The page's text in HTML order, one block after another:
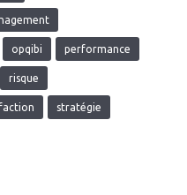
opqibi performance
risque
stratégie